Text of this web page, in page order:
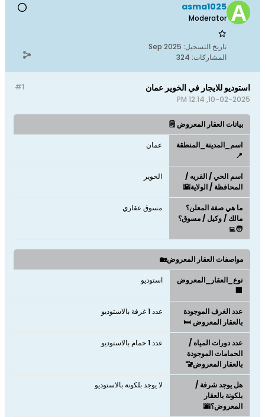
asma1025
Moderator
تاريخ التسجيل: Sep 2025
المشاركات: 324
#1 استوديو للايجار في الخوير عمان
10-02-2025, 12:14 PM
بيانات العقار المعروض 🗒️
اسم_المدينة_المنطقة
📍
عمان
اسم الحي / القريه /
المحافظة / الولاية🌇
الخوير
ما هي صفة المعلن؟
مالك / وكيل / مسوق؟
🧑‍💻
مسوق عقاري
مواصفات العقار المعروض🏡
نوع_العقار_المعروض
🏢
استوديو
عدد الغرف الموجودة
بالعقار المعروض 🛏️
عدد 1 غرفة بالاستوديو
عدد دورات المياه /
الحمامات الموجودة
بالعقار المعروض🚾
عدد 1 حمام بالاستوديو
هل يوجد شرفة /
بلكونة بالعقار
المعروض؟🌆
لا يوجد بلكونة بالاستوديو